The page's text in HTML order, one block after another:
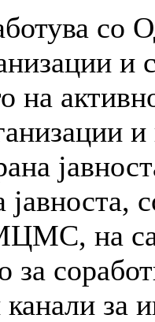
со
на
јавноста,
на
за
канали за